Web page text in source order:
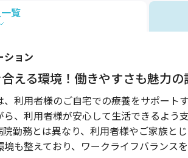
覧
ション
える環境！働きやすさも魅力
利用者様のご自宅での療養をサポート
、利用者様が安心して生活できるよう
勤務とは異なり、利用者様やご家族と
も整えており、ワークライフバランス